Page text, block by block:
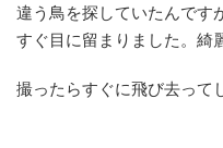
違う鳥を探していたんです
すぐ目に留まりました。綺
撮ったらすぐに飛び去って